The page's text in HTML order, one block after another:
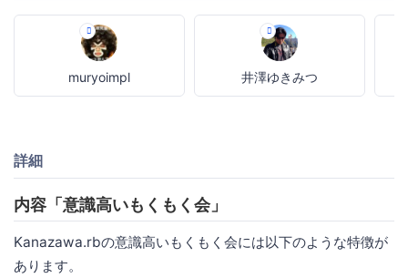
muryoimpl 井澤ゆきみつ
詳細
内容「意識高いもくもく会」
Kanazawa.rbの意識高いもくもく会には以下のような特徴が
あります。